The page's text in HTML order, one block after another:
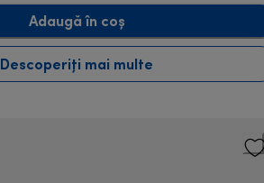
Adaugă în coș
Descoperiți mai multe